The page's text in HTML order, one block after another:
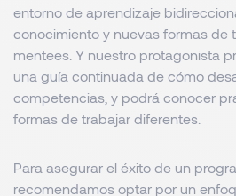
entorno de aprendizaje
conocimiento y nuevas formas de
mentees. Y nuestro protagonista
una guía continuada de cómo
competencias, y podrá conocer
formas de trabajar diferentes.
Para asegurar el éxito de un
recomendamos optar por un